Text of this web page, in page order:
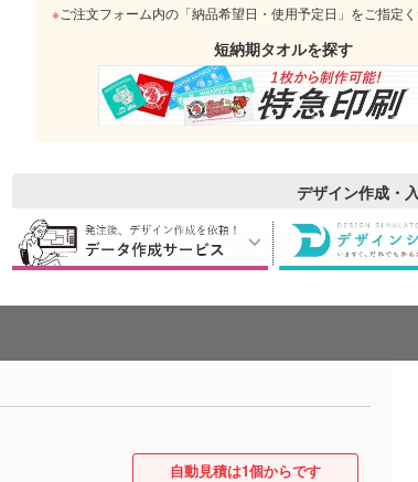
※ご注文フォーム内の「納品希望日・使用予定日」をご指定
短納期タオルを探す
デザイン作成・
自動見積は1個からです